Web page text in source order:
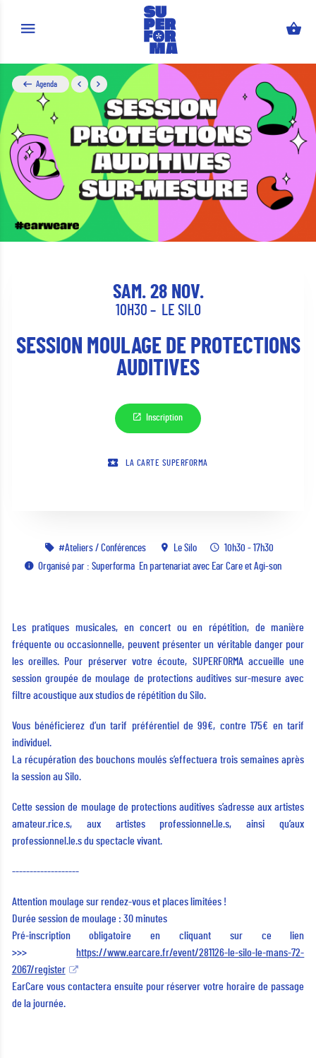
Aller au contenu principal
Agenda
SAM. 28 NOV.
10H30 LE SILO
SESSION MOULAGE DE PROTECTIONS
AUDITIVES
Inscription
LA CARTE SUPERFORMA
Ateliers / Conférences Le Silo
10h30 - 17h30
Organisé par : Superforma En partenariat avec Ear Care et Agi-son
Les pratiques musicales, en concert ou en répétition, de manière
fréquente ou occasionnelle, peuvent présenter un véritable danger pour
les oreilles. Pour préserver votre écoute, SUPERFORMA accueille une
session groupée de moulage de protections auditives sur-mesure avec
filtre acoustique aux studios de répétition du Silo.
Vous bénéficierez d’un tarif préférentiel de 99€, contre 175€ en tarif
individuel.
La récupération des bouchons moulés s’effectuera trois semaines après
la session au Silo.
Cette session de moulage de protections auditives s’adresse aux artistes
amateur.rice.s, aux artistes professionnel.le.s, ainsi qu’aux
professionnel.le.s du spectacle vivant.
-------------------
Attention moulage sur rendez-vous et places limitées !
Durée session de moulage : 30 minutes
Pré-inscription obligatoire en cliquant sur ce lien
>>>
https://www.earcare.fr/event/281126-le-silo-le-mans-72-
2067/register
EarCare vous contactera ensuite pour réserver votre horaire de passage
de la journée.